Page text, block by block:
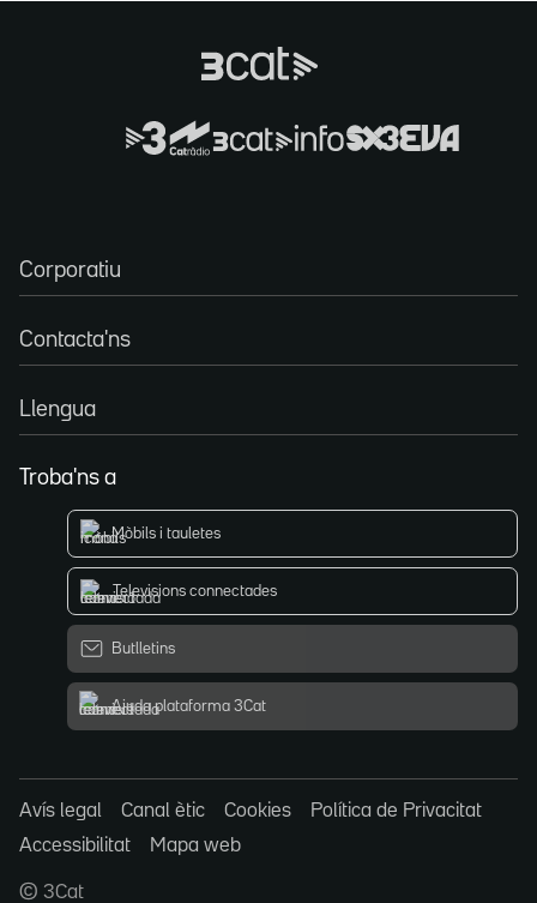
Corporatiu
Contacta'ns
Llengua
Troba'ns a
Mòbils i tauletes
Televisions connectades
Butlletins
Ajuda plataforma 3Cat
Avís legal Canal ètic Cookies
Política de Privacitat
Accessibilitat
Mapa web
© 3Cat